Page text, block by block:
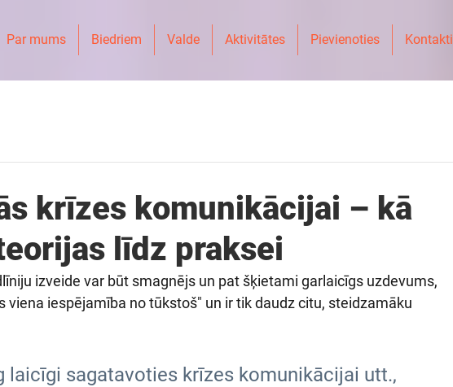
Par mums Biedriem Valde Aktivitātes Pievienoties Kontakti
krīzes komunikācijai – kā
līdz praksei
izveide var būt smagnējs un pat šķietami garlaicīgs uzdevums,
viena iespējamība no tūkstoš" un ir tik daudz citu, steidzamāku
laicīgi sagatavoties krīzes komunikācijai utt.,